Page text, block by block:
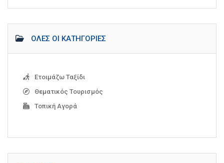
ΌΛΕΣ ΟΙ ΚΑΤΗΓΟΡΊΕΣ
Ετοιμάζω Ταξίδι
Θεματικός Τουρισμός
Τοπική Αγορά